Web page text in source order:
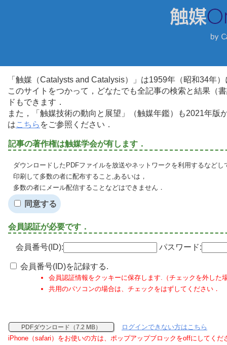
「触媒（Catalysts and Catalysis）」は1959年（昭和34年
このサイトをつかって，どなたでも全記事の検索と結果（
ドもできます．
また，「触媒技術の動向と展望」（触媒年鑑）も2021年
はこちら をご参照ください．
記事の著作権は触媒学会が有します．
ダウンロードしたPDFファイルを放送やネットワークを利用するなど
印刷して多数の者に配布すること,あるいは，
多数の者にメール配信することなどはできません．
同意する
会員認証が必要です．
会員番号(ID): パスワード:
会員番号(ID)を記録する.
会員認証情報をクッキーに保存します.（チェックを外した
共用のパソコンの場合は、チェックをはずしてください．
PDFダウンロード（7.2 MB）
ログインできない方はこちら
iPhone（safari）をお使いの方は、ポップアップブロックをoffにしてくだ